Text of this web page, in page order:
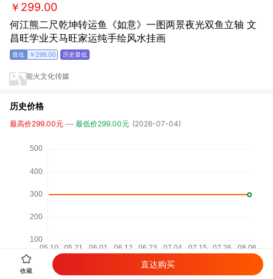
￥299.00
何江熊二尺乾坤转运鱼《如意》一图两景夜光双鱼立轴 文
昌旺学业天马旺家运纯手绘风水挂画
￥299.00
能火文化传媒
历史价格
最高价299.00元 最低价299.00元 (2026-07-04)
相关商品
收藏
直达购买